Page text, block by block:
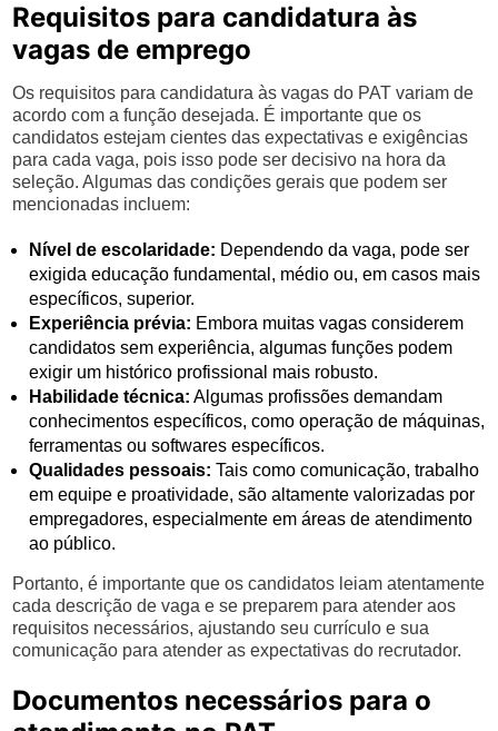
Requisitos para candidatura às
vagas de emprego
Os requisitos para candidatura às vagas do PAT variam de
acordo com a função desejada. É importante que os
candidatos estejam cientes das expectativas e exigências
para cada vaga, pois isso pode ser decisivo na hora da
seleção. Algumas das condições gerais que podem ser
mencionadas incluem:
Nível de escolaridade: Dependendo da vaga, pode ser
exigida educação fundamental, médio ou, em casos mais
específicos, superior.
Experiência prévia: Embora muitas vagas considerem
candidatos sem experiência, algumas funções podem
exigir um histórico profissional mais robusto.
Habilidade técnica: Algumas profissões demandam
conhecimentos específicos, como operação de máquinas,
ferramentas ou softwares específicos.
Qualidades pessoais: Tais como comunicação, trabalho
em equipe e proatividade, são altamente valorizadas por
empregadores, especialmente em áreas de atendimento
ao público.
Portanto, é importante que os candidatos leiam atentamente
cada descrição de vaga e se preparem para atender aos
requisitos necessários, ajustando seu currículo e sua
comunicação para atender as expectativas do recrutador.
Documentos necessários para o